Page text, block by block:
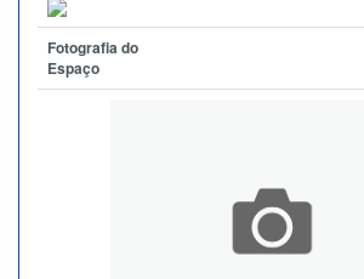
Fotografia do
Espaço